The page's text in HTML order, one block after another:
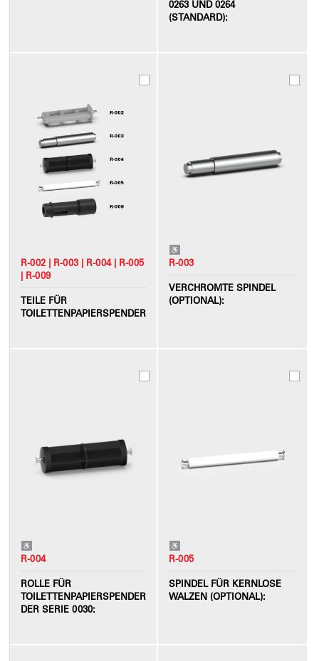
0263 UND 0264
(STANDARD):
R-002 | R-003 | R-004 | R-005
| R-009
TEILE FÜR
TOILETTENPAPIERSPENDER
R-003
VERCHROMTE SPINDEL
(OPTIONAL):
R-004
ROLLE FÜR
TOILETTENPAPIERSPENDER
DER SERIE 0030:
R-005
SPINDEL FÜR KERNLOSE
WALZEN (OPTIONAL):